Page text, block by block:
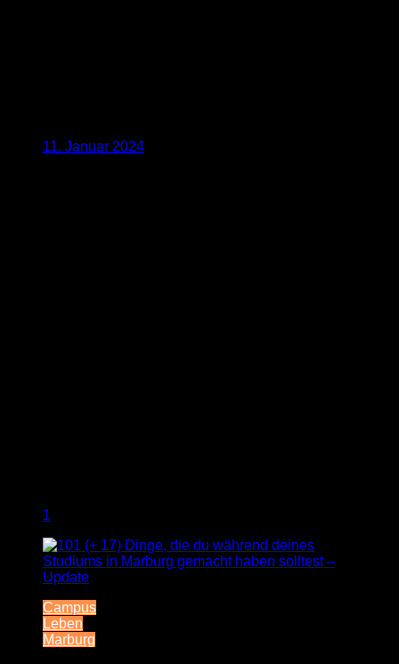
11. Januar 2024
1
Campus
Leben
Marburg